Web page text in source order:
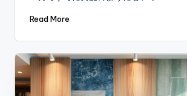
Read More